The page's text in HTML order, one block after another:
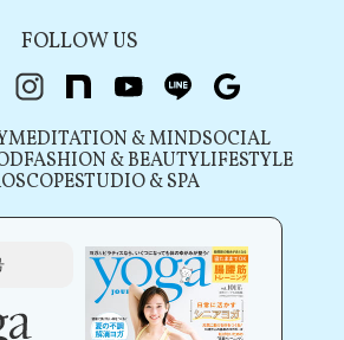
FOLLOW US
X（旧Twitter）
instagram
note youtubeline
MEDITATION & MINDSOCIAL
FASHION & BEAUTYLIFESTYLE
STUDIO & SPA